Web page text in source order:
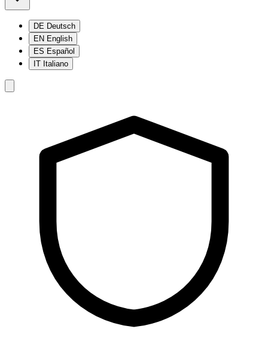
DE Deutsch
EN English
ES Español
IT Italiano